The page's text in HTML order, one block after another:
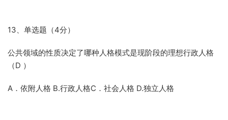
13、单选题（4分）
公共领域的性质决定了哪种人格模式是现阶段的理想行政人格
（D ）
A．依附人格 B.行政人格C．社会人格 D.独立人格